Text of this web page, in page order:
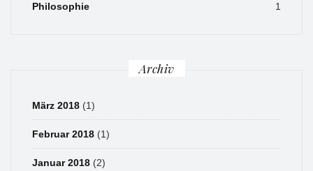
Philosophie 1
Archiv
März 2018 (1)
Februar 2018 (1)
Januar 2018 (2)